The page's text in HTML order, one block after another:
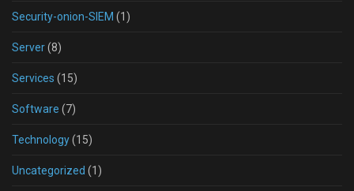
Security-onion-SIEM (1)
Server(8)
Services (15)
Software (7)
Technology(15)
Uncategorized (1)